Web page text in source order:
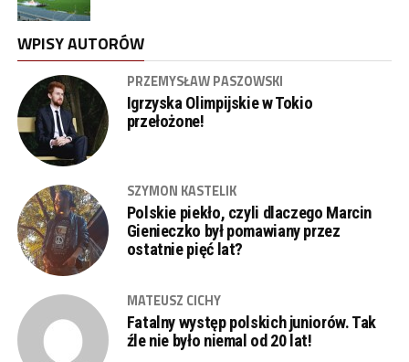
WPISY AUTORÓW
PRZEMYSŁAW PASZOWSKI
Igrzyska Olimpijskie w Tokio
przełożone!
SZYMON KASTELIK
Polskie piekło, czyli dlaczego Marcin
Gienieczko był pomawiany przez
ostatnie pięć lat?
MATEUSZ CICHY
Fatalny występ polskich juniorów. Tak
źle nie było niemal od 20 lat!